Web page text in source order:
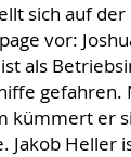
sich auf der
vor:
als
gefahren.
kümmert er
Jakob Heller